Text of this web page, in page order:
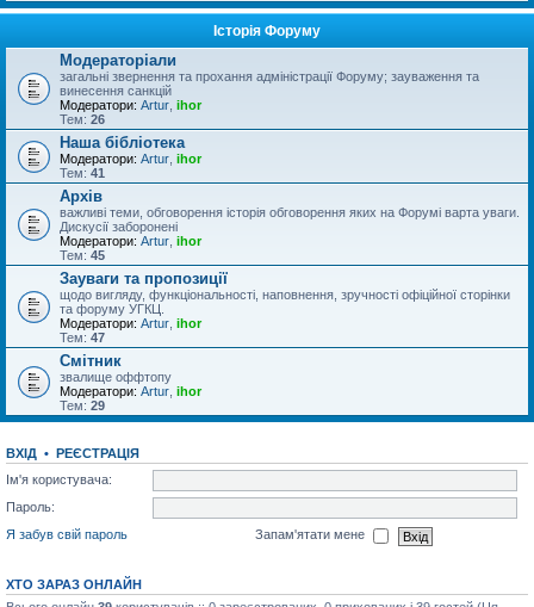
Історія Форуму
Модераторіали
загальні звернення та прохання адміністрації Форуму; зауваження та
винесення санкцій
Модератори: Artur ihor
Тем: 26
Наша бібліотека
Модератори: Artur ihor
Тем: 41
Архів
важливі теми, обговорення історія обговорення яких на Форумі варта уваги.
Дискусії заборонені
Модератори: Artur ihor
Тем: 45
Зауваги та пропозиції
щодо вигляду, функціональності, наповнення, зручності офіційної сторінки
та форуму УГКЦ.
Модератори: Artur ihor
Тем: 47
Смітник
звалище оффтопу
Модератори: Artur ihor
Тем: 29
ВХІД • РЕЄСТРАЦІЯ
Ім'я користувача:
Пароль:
Я забув свій пароль
Запам'ятати мене
ХТО ЗАРАЗ ОНЛАЙН